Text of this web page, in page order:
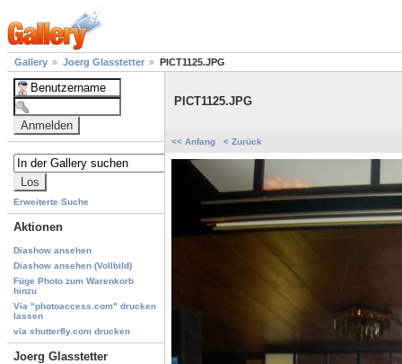
Gallery Joerg Glasstetter PICT1125.JPG
Erweiterte Suche
Aktionen
Diashow ansehen
Diashow ansehen (Vollbild)
Füge Photo zum Warenkorb
hinzu
Via "photoaccess.com" drucken
lassen
via shutterfly.com drucken
Joerg Glasstetter
PICT1125.JPG
<< Anfang < Zurück